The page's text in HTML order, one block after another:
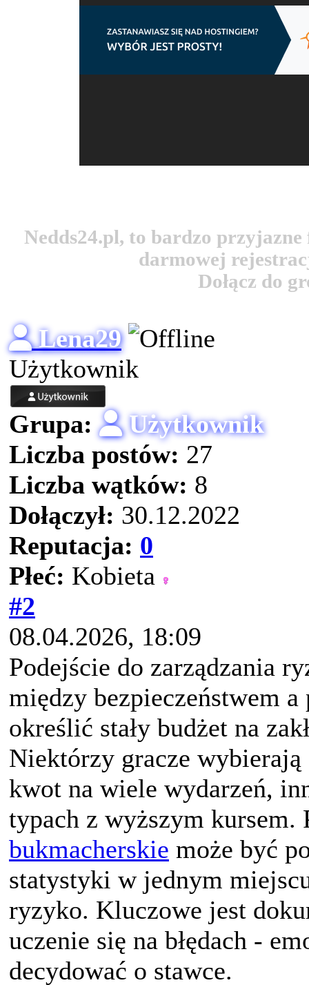
Nedds24.pl, to bardzo
darmowej
Dołącz do
Lena29
Użytkownik
Grupa:
Użytkownik
Liczba postów: 27
Liczba wątków: 8
Dołączył: 30.12.2022
Reputacja: 0
Płeć: Kobieta
#2
08.04.2026, 18:09
Podejście do zarządzania
między bezpieczeństwem
określić stały budżet na
Niektórzy gracze
kwot na wiele wydarzeń,
typach z wyższym
bukmacherskie może być
statystyki w jednym
ryzyko. Kluczowe jest
uczenie się na błędach -
decydować o stawce.